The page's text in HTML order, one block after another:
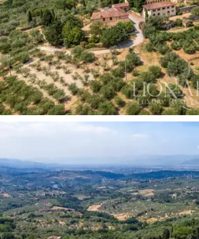
separados do núcleo central,
estilo rústico toscano. No lado
propriedade, umacasa de
entrada privativa serve como
hóspedes, garantindo total
Em paralelo, uma segunda
pelo portão principal
zelador e à equipe,
impecável e discreta de toda a
preservando a tranquilidade e
principal.